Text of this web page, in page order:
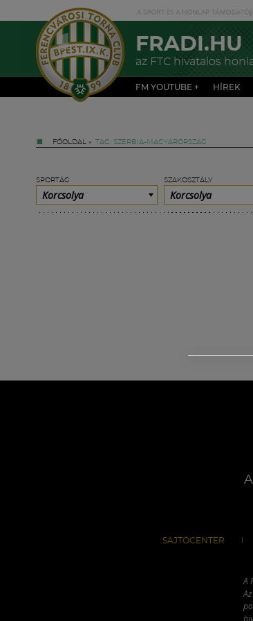
FRADI.HU
az FTC hivatalos
FM YOUTUBE + HÍREK
FŐOLDAL » TAG: SZERBIA-MAGYARORSZÁG
SPORTÁG
Korcsolya
SZAKOSZTÁLY
Korcsolya
SAJTÓCENTER
A